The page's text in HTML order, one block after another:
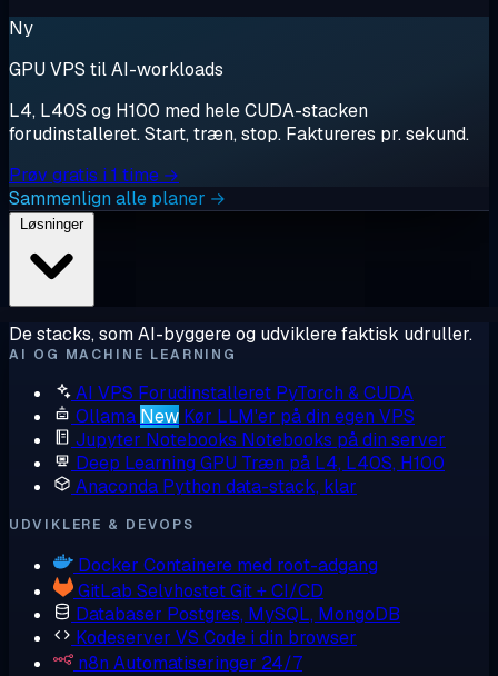
Ny
GPU VPS til AI-workloads
L4, L40S og H100 med hele CUDA-stacken
forudinstalleret. Start, træn, stop. Faktureres pr. sekund.
Prøv gratis i 1 time →
Sammenlign alle planer →
Løsninger
De stacks, som AI-byggere og udviklere faktisk udruller.
AI OG MACHINE LEARNING
AI VPS Forudinstalleret PyTorch & CUDA
Ollama New Kør LLM'er på din egen VPS
Jupyter Notebooks Notebooks på din server
Deep Learning GPU Træn på L4, L40S, H100
Anaconda Python data-stack, klar
UDVIKLERE & DEVOPS
Docker Containere med root-adgang
GitLab Selvhostet Git + CI/CD
Databaser Postgres, MySQL, MongoDB
Kodeserver VS Code i din browser
n8n Automatiseringer 24/7